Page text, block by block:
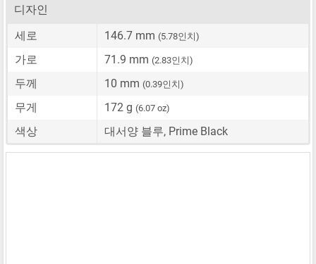
디자인
세로
146.7 mm (5.78인치)
가로 71.9 mm (2.83인치)
두께 10 mm (0.39인치)
무게 172 g (6.07 oz)
색상 대서양 블루, Prime Black